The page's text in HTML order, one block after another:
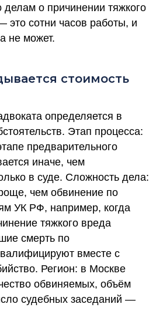
о причинении тяжкого
это сотни часов работы, и
не может.
стоимость
определяется в
Этап процесса:
предварительного
иначе, чем
в суде. Сложность дела:
чем обвинение по
УК РФ, например, когда
тяжкого вреда
смерть по
вместе с
Регион: в Москве
обвиняемых, объём
судебных заседаний —